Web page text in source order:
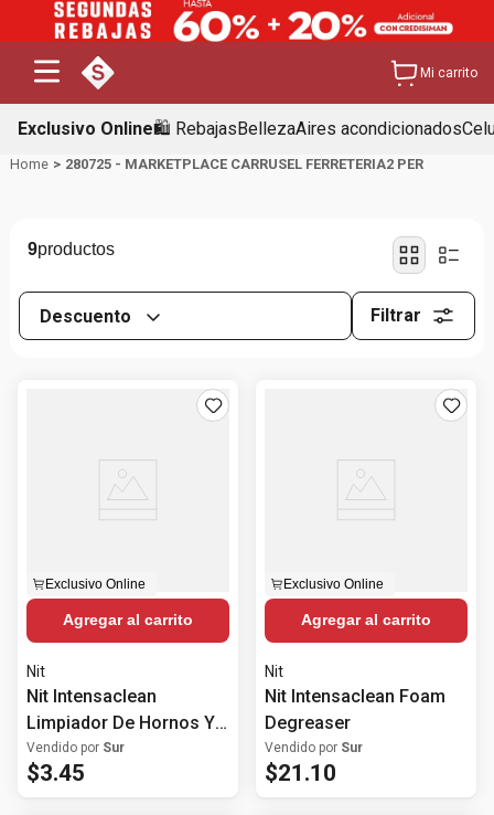
Mi carrito
Exclusivo Online🛍️ RebajasBellezaAires acondicionados
280725 - MARKETPLACE CARRUSEL FERRETERIA2 PER
9
Descuento Filtrar
Exclusivo Online
Agregar al carrito
Nit
Nit Intensaclean
Limpiador De Hornos Y
Parrillas 500 Ml
Vendido por Sur
$3.45
Exclusivo Online
Agregar al carrito
Nit
Nit Intensaclean Foam
Degreaser
Vendido por Sur
$21 .10